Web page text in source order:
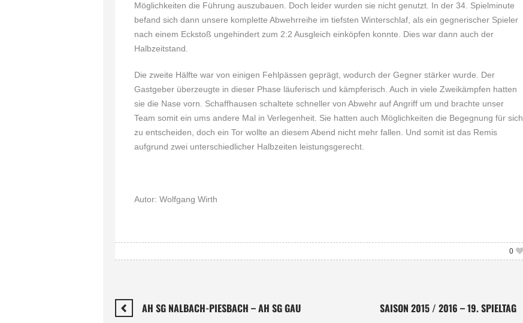
Möglichkeiten die Führung auszubauen. Doch leider wurden sie nicht genutzt. In der 34. Spielminute
befand sich dann unsere komplette Abwehrreihe im tiefsten Winterschlaf, als ein gegnerischer Spieler
nach einem Eckstoß ungehindert zum 2:2 Ausgleich einköpfen konnte. Dies war dann auch der
Halbzeitstand.
Die zweite Hälfte war von einigen Fehlpässen geprägt, wodurch der Gegner stärker wurde. Der
Gastgeber überzeugte in dieser Phase läuferisch und kämpferisch. Auch in viele Zweikämpfen hatten
sie die Nase vorn. Schaffhausen schaltete schneller von Abwehr auf Angriff um und brachte unser
Team somit ein ums andere Mal in Verlegenheit. Sie hatten auch Möglichkeiten die Begegnung für sich
zu entscheiden, doch ein Tor wollte an diesem Abend nicht mehr fallen. Und somit ist das Remis
aufgrund zwei unterschiedlicher Halbzeiten leistungsgerecht.
Autor: Wolfgang Wirth
0
SAISON 2015 / 2016 – 19. SPIELTAG
AH SG NALBACH-PIESBACH – AH SG GAU